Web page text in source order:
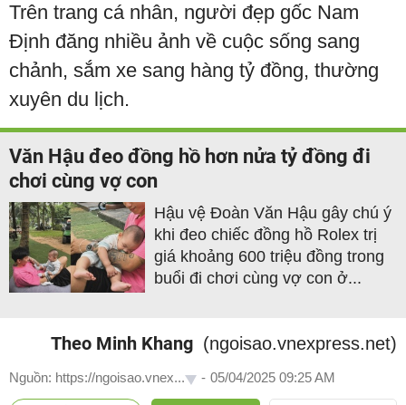
Trên trang cá nhân, người đẹp gốc Nam
Định đăng nhiều ảnh về cuộc sống sang
chảnh, sắm xe sang hàng tỷ đồng, thường
xuyên du lịch.
Văn Hậu đeo đồng hồ hơn nửa tỷ đồng đi
chơi cùng vợ con
Hậu vệ Đoàn Văn Hậu gây chú ý
khi đeo chiếc đồng hồ Rolex trị
giá khoảng 600 triệu đồng trong
buổi đi chơi cùng vợ con ở...
Theo Minh Khang (ngoisao.vnexpress.net)
Nguồn: https://ngoisao.vnex... - 05/04/2025 09:25 AM